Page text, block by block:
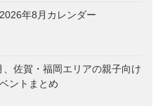
年8月カレンダー
佐賀・福岡エリアの親子向け
ントまとめ